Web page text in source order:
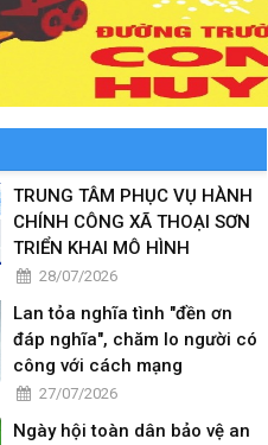
TRUNG TÂM PHỤC VỤ HÀNH
CHÍNH CÔNG XÃ THOẠI SƠN
TRIỂN KHAI MÔ HÌNH
28/07/2026
Lan tỏa nghĩa tình "đền ơn
đáp nghĩa", chăm lo người có
công với cách mạng
27/07/2026
Ngày hội toàn dân bảo vệ an